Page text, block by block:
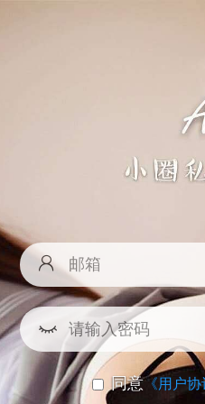
同意《用户协